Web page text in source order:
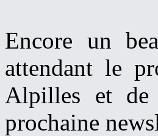
Encore un
attendant le
Alpilles et de
prochaine